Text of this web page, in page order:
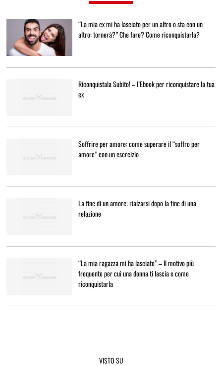
“La mia ex mi ha lasciato per un altro o sta con un
altro: tornerà?” Che fare? Come riconquistarla?
Riconquistala Subito! – l’Ebook per riconquistare la tua
ex
Soffrire per amore: come superare il “soffro per
amore” con un esercizio
La fine di un amore: rialzarsi dopo la fine di una
relazione
“La mia ragazza mi ha lasciato” – Il motivo più
frequente per cui una donna ti lascia e come
riconquistarla
VISTO SU